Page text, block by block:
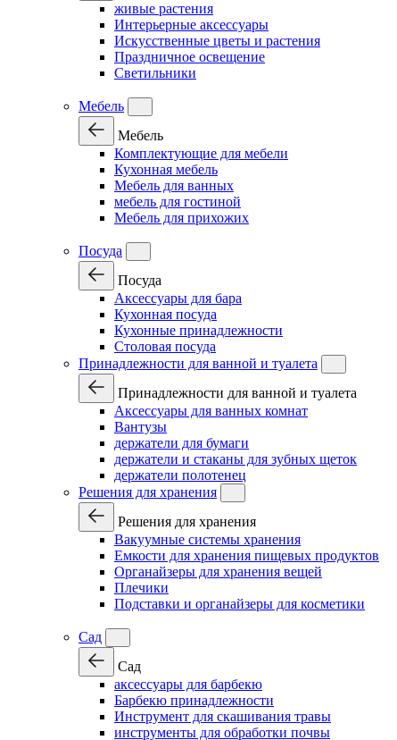
живые растения
Интерьерные аксессуары
Искусственные цветы и растения
Праздничное освещение
Светильники
Мебель
Мебель
Комплектующие для мебели
Кухонная мебель
Мебель для ванных
мебель для гостиной
Мебель для прихожих
Посуда
Посуда
Аксессуары для бара
Кухонная посуда
Кухонные принадлежности
Столовая посуда
Принадлежности для ванной и туалета
Принадлежности для ванной и туалета
Аксессуары для ванных комнат
Вантузы
держатели для бумаги
держатели и стаканы для зубных щеток
держатели полотенец
Решения для хранения
Решения для хранения
Вакуумные системы хранения
Емкости для хранения пищевых продуктов
Органайзеры для хранения вещей
Плечики
Подставки и органайзеры для косметики
Сад
Сад
аксессуары для барбекю
Барбекю принадлежности
Инструмент для скашивания травы
инструменты для обработки почвы